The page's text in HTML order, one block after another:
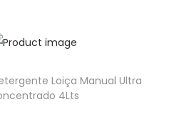
Loiça Manual Ultra
4Lts